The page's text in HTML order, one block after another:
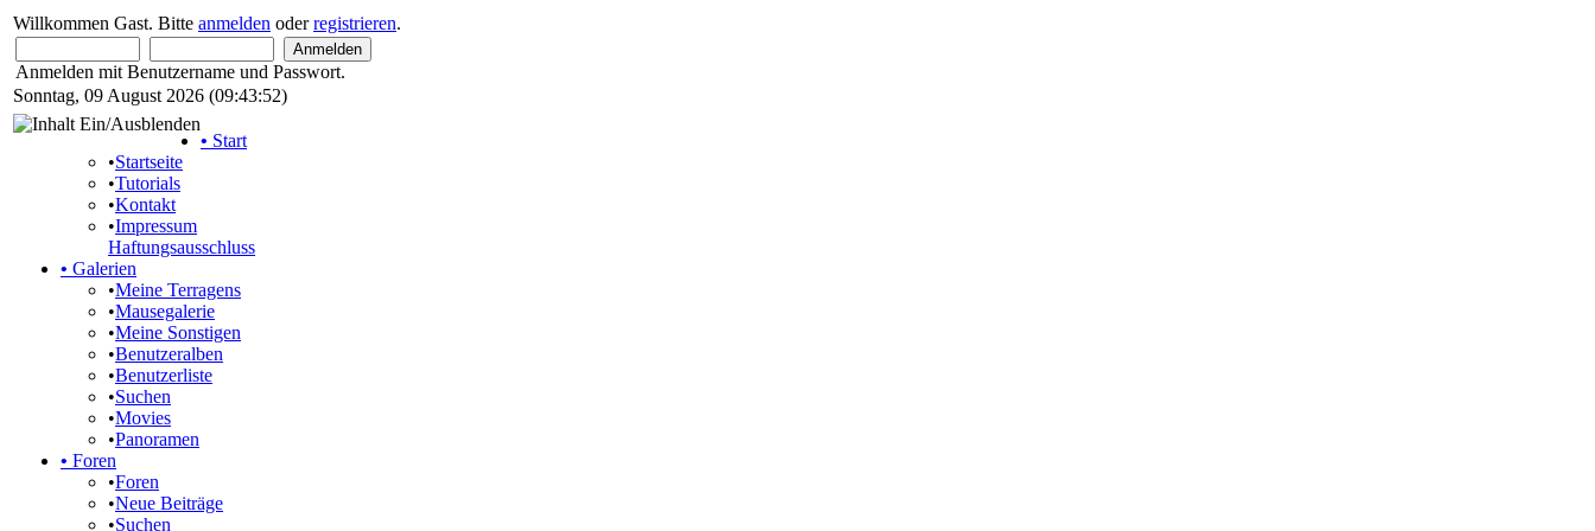
Willkommen Gast. Bitte anmelden oderregistrieren.
Anmelden mit Benutzername und Passwort.
Sonntag, 09 August 2026 (09:43:52)
• Start
•Startseite
•Tutorials
•Kontakt
•Impressum
Haftungsausschluss
• Galerien
•Meine Terragens
•Mausegalerie
•Meine Sonstigen
•Benutzeralben
•Benutzerliste
•Suchen
•Movies
•Panoramen
• Foren
•Foren
•Neue Beiträge
•Suchen